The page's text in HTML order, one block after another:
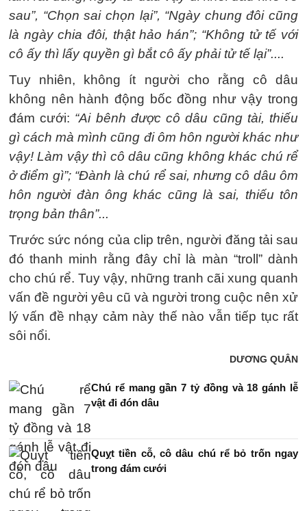
sau”, “Chọn sai chọn lại”, “Ngày chung đôi cũng
là ngày chia đôi, thật hảo hán”; “Không tử tế với
cô ấy thì lấy quyền gì bắt cô ấy phải tử tế lại”....
Tuy nhiên, không ít người cho rằng cô dâu
không nên hành động bốc đồng như vậy trong
đám cưới: “Ai bênh được cô dâu cũng tài, thiếu
gì cách mà mình cũng đi ôm hôn người khác như
vậy! Làm vậy thì cô dâu cũng không khác chú rể
ở điểm gì”; “Đành là chú rể sai, nhưng cô dâu ôm
hôn người đàn ông khác cũng là sai, thiếu tôn
trọng bản thân”...
Trước sức nóng của clip trên, người đăng tải sau
đó thanh minh rằng đây chỉ là màn “troll” dành
cho chú rể. Tuy vậy, những tranh cãi xung quanh
vấn đề người yêu cũ và người trong cuộc nên xử
lý vấn đề nhạy cảm này thế nào vẫn tiếp tục rất
sôi nổi.
DƯƠNG QUÂN
Chú rể mang gần 7 tỷ đồng và 18 gánh lễ
vật đi đón dâu
Quỵt tiền cỗ, cô dâu chú rể bỏ trốn ngay
trong đám cưới